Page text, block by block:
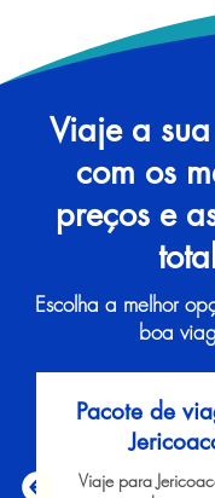
Viaje a
com os
preços e
Escolha a melhor
boa
Pacote de
Viaje para